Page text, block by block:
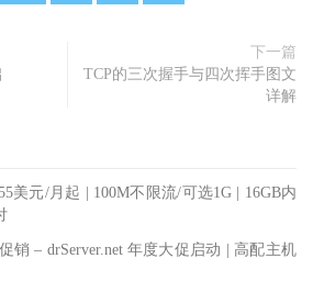
下一篇
TCP的三次握手与四次挥手图文
详解
美元/月起 | 100M不限流/可选1G | 16GB内
销 – drServer.net 年度大促启动 | 高配主机